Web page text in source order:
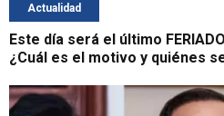
Actualidad
Este día será el último
¿Cuál es el motivo y quiénes